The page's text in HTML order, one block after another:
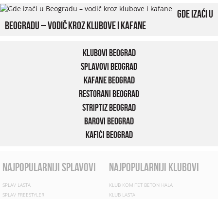
Gde izaći u
Beogradu – vodič kroz klubove i kafane
Klubovi Beograd
Splavovi Beograd
Kafane Beograd
Restorani Beograd
Striptiz Beograd
Barovi Beograd
Kafići Beograd
najpopularniji splavovi
SPLAV LASTA
SPLAV FREESTYLER
najpopularniji klubovi
KLUB KOMITET BETON HALA
KLUB LASTA